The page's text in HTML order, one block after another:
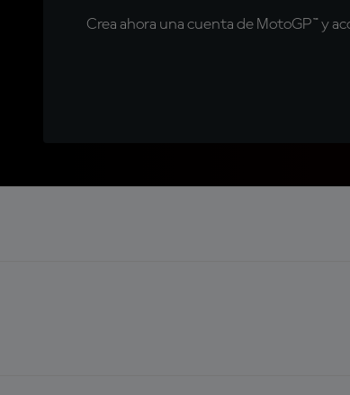
Crea ahora una cuenta de MotoGP™ y